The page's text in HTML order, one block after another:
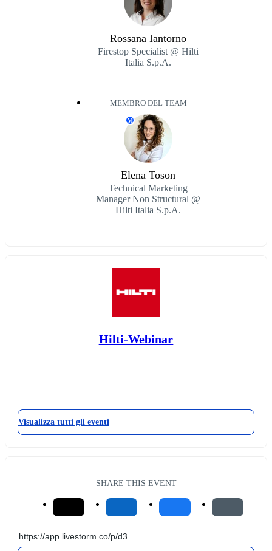
Rossana Iantorno
Firestop Specialist @ Hilti
Italia S.p.A.
MEMBRO DEL TEAM
M
Elena Toson
Technical Marketing
Manager Non Structural @
Hilti Italia S.p.A.
Hilti-Webinar
Visualizza tutti gli eventi
SHARE THIS EVENT